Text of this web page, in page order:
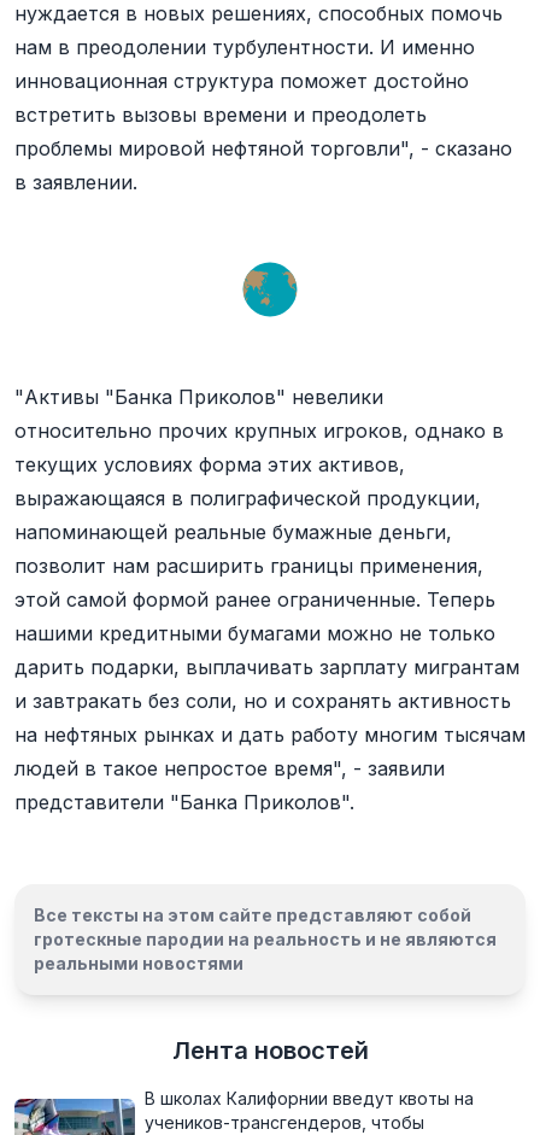
нуждается в новых решениях, способных помочь
нам в преодолении турбулентности. И именно
инновационная структура поможет достойно
встретить вызовы времени и преодолеть
проблемы мировой нефтяной торговли", - сказано
в заявлении.
"Активы "Банка Приколов" невелики
относительно прочих крупных игроков, однако в
текущих условиях форма этих активов,
выражающаяся в полиграфической продукции,
напоминающей реальные бумажные деньги,
позволит нам расширить границы применения,
этой самой формой ранее ограниченные. Теперь
нашими кредитными бумагами можно не только
дарить подарки, выплачивать зарплату мигрантам
и завтракать без соли, но и сохранять активность
на нефтяных рынках и дать работу многим тысячам
людей в такое непростое время", - заявили
представители "Банка Приколов".
Все тексты на этом сайте представляют собой
гротескные пародии на реальность и не являются
реальными новостями
Лента новостей
В школах Калифорнии введут квоты на
учеников-трансгендеров, чтобы